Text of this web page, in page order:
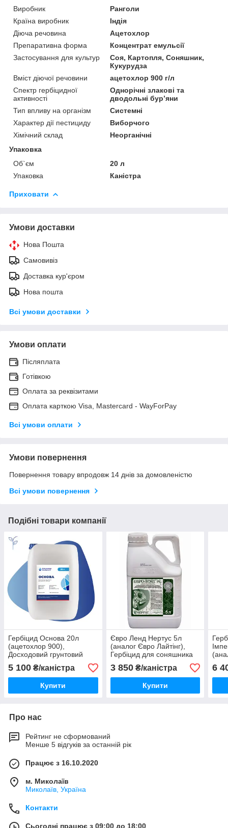
Виробник
Ранголи
Країна виробник
Індія
Діюча речовина
Ацетохлор
Препаративна форма
Концентрат емульсії
Застосування для культур
Соя, Картопля, Соняшник,
Кукурудза
Вміст діючої речовини
ацетохлор 900 г/л
Спектр гербіцидної
активності
Однорічні злакові та
дводольні бур’яни
Тип впливу на організм
Системні
Характер дії пестициду
Виборчого
Хімічний склад
Неорганічні
Упаковка
Об`єм
20 л
Упаковка
Каністра
Приховати
Умови доставки
Нова Пошта
Самовивіз
Доставка кур'єром
Нова пошта
Всі умови доставки
Умови оплати
Післяплата
Готівкою
Оплата за реквізитами
Оплата карткою Visa, Mastercard - WayForPay
Всі умови оплати
Умови повернення
Повернення товару впродовж 14 днів за домовленістю
Всі умови повернення
Подібні товари компанії
Гербіцид Основа 20л
(ацетохлор 900),
Досходовий грунтовий
гербіцид для соняшнику,
сої, кукурудзи
5 100 ₴/каністра
Купити
Євро Ленд Нертус 5л
(аналог Євро Лайтінг),
Гербіцид для соняшника
євролайтингового
3 850₴/каністра
Купити
6
Про нас
Рейтинг не сформований
Менше 5 відгуків за останній рік
Працює з 16.10.2020
м. Миколаїв
Миколаїв, Україна
Контакти
Сьогодні працює з 09:00 до 18:00